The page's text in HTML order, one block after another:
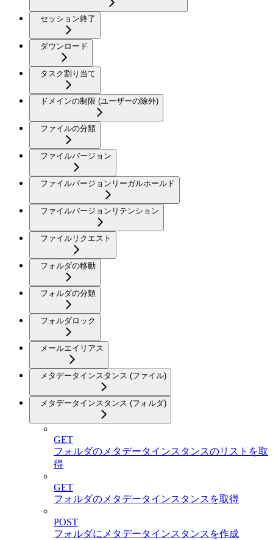
セッション終了
ダウンロード
タスク割り当て
ドメインの制限 (ユーザーの除外)
ファイルの分類
ファイルバージョン
ファイルバージョンリーガルホールド
ファイルバージョンリテンション
ファイルリクエスト
フォルダの移動
フォルダの分類
フォルダロック
メールエイリアス
メタデータインスタンス (ファイル)
メタデータインスタンス (フォルダ)
GET
フォルダのメタデータインスタンスのリストを取
得
GET
フォルダのメタデータインスタンスを取得
POST
フォルダにメタデータインスタンスを作成